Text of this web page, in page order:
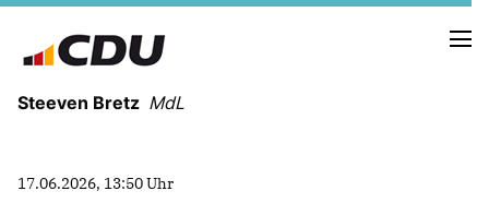
Steeven Bretz MdL
17.06.2026, 13:50 Uhr